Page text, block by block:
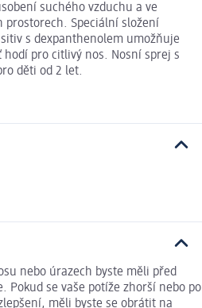
suchého vzduchu a ve
prostorech. Speciální složení
s dexpanthenolem umožňuje
pro citlivý nos. Nosní sprej s
děti od 2 let.
nebo úrazech byste měli před
Pokud se vaše potíže zhorší nebo po
měli byste se obrátit na